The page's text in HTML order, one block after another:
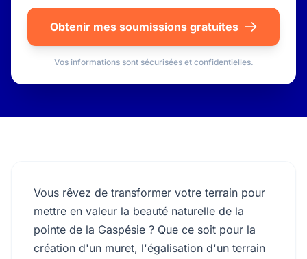
Obtenir mes soumissions gratuites
Vos informations sont sécurisées et confidentielles.
Vous rêvez de transformer votre terrain pour
mettre en valeur la beauté naturelle de la
pointe de la Gaspésie ? Que ce soit pour la
création d'un muret, l'égalisation d'un terrain